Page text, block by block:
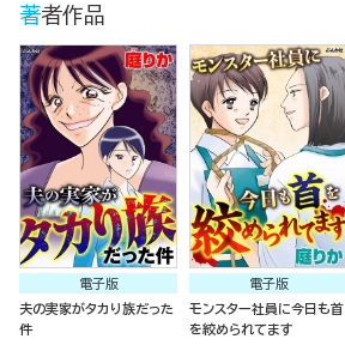
著者作品
電子版
夫の実家がタカり族だった
件
電子版
モンスター社員に今日も首
を絞められてます